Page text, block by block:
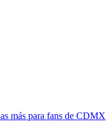
más para fans de CDMX